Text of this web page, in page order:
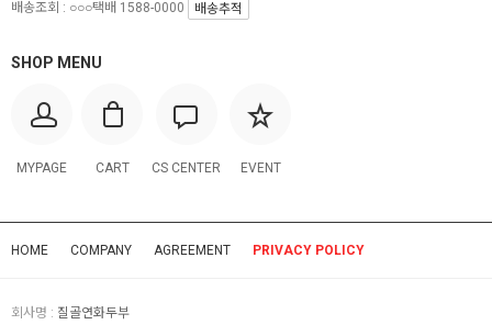
SHOP MENU
MYPAGE CART CS CENTER EVENT
배송조회 : ○○○택배 1588-0000
배송추적
HOME COMPANY AGREEMENT PRIVACY POLICY
회사명 : 질골연화두부